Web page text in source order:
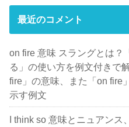
最近のコメント
on fire 意味 スラングとは？
る」の使い方を例文付きで
fire」の意味、また「on fire
示す例文
I think so 意味とニュアンス